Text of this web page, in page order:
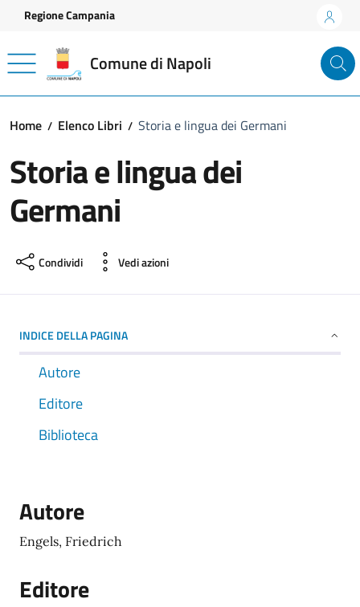
Vai ai contenuti
Vai al footer
Regione Campania
Comune di Napoli
Home Elenco Libri Storia e lingua dei Germani
Storia e lingua dei
Germani
Condividi Vedi azioni
INDICE DELLA PAGINA
Autore
Editore
Biblioteca
Autore
Engels, Friedrich
Editore